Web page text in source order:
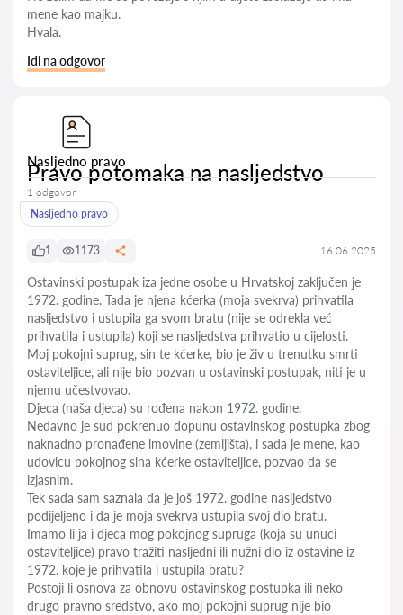
mene kao majku.
Hvala.
Idi na odgovor
Nasljedno pravo
Pravo potomaka na nasljedstvo
1 odgovor
Nasljedno pravo
1 1173 16.06.2025
Ostavinski postupak iza jedne osobe u Hrvatskoj zaključen je
1972. godine. Tada je njena kćerka (moja svekrva) prihvatila
nasljedstvo i ustupila ga svom bratu (nije se odrekla već
prihvatila i ustupila) koji se nasljedstva prihvatio u cijelosti.
Moj pokojni suprug, sin te kćerke, bio je živ u trenutku smrti
ostaviteljice, ali nije bio pozvan u ostavinski postupak, niti je u
njemu učestvovao.
Djeca (naša djeca) su rođena nakon 1972. godine.
Nedavno je sud pokrenuo dopunu ostavinskog postupka zbog
naknadno pronađene imovine (zemljišta), i sada je mene, kao
udovicu pokojnog sina kćerke ostaviteljice, pozvao da se
izjasnim.
Tek sada sam saznala da je još 1972. godine nasljedstvo
podijeljeno i da je moja svekrva ustupila svoj dio bratu.
Imamo li ja i djeca mog pokojnog supruga (koja su unuci
ostaviteljice) pravo tražiti nasljedni ili nužni dio iz ostavine iz
1972. koje je prihvatila i ustupila bratu?
Postoji li osnova za obnovu ostavinskog postupka ili neko
drugo pravno sredstvo, ako moj pokojni suprug nije bio